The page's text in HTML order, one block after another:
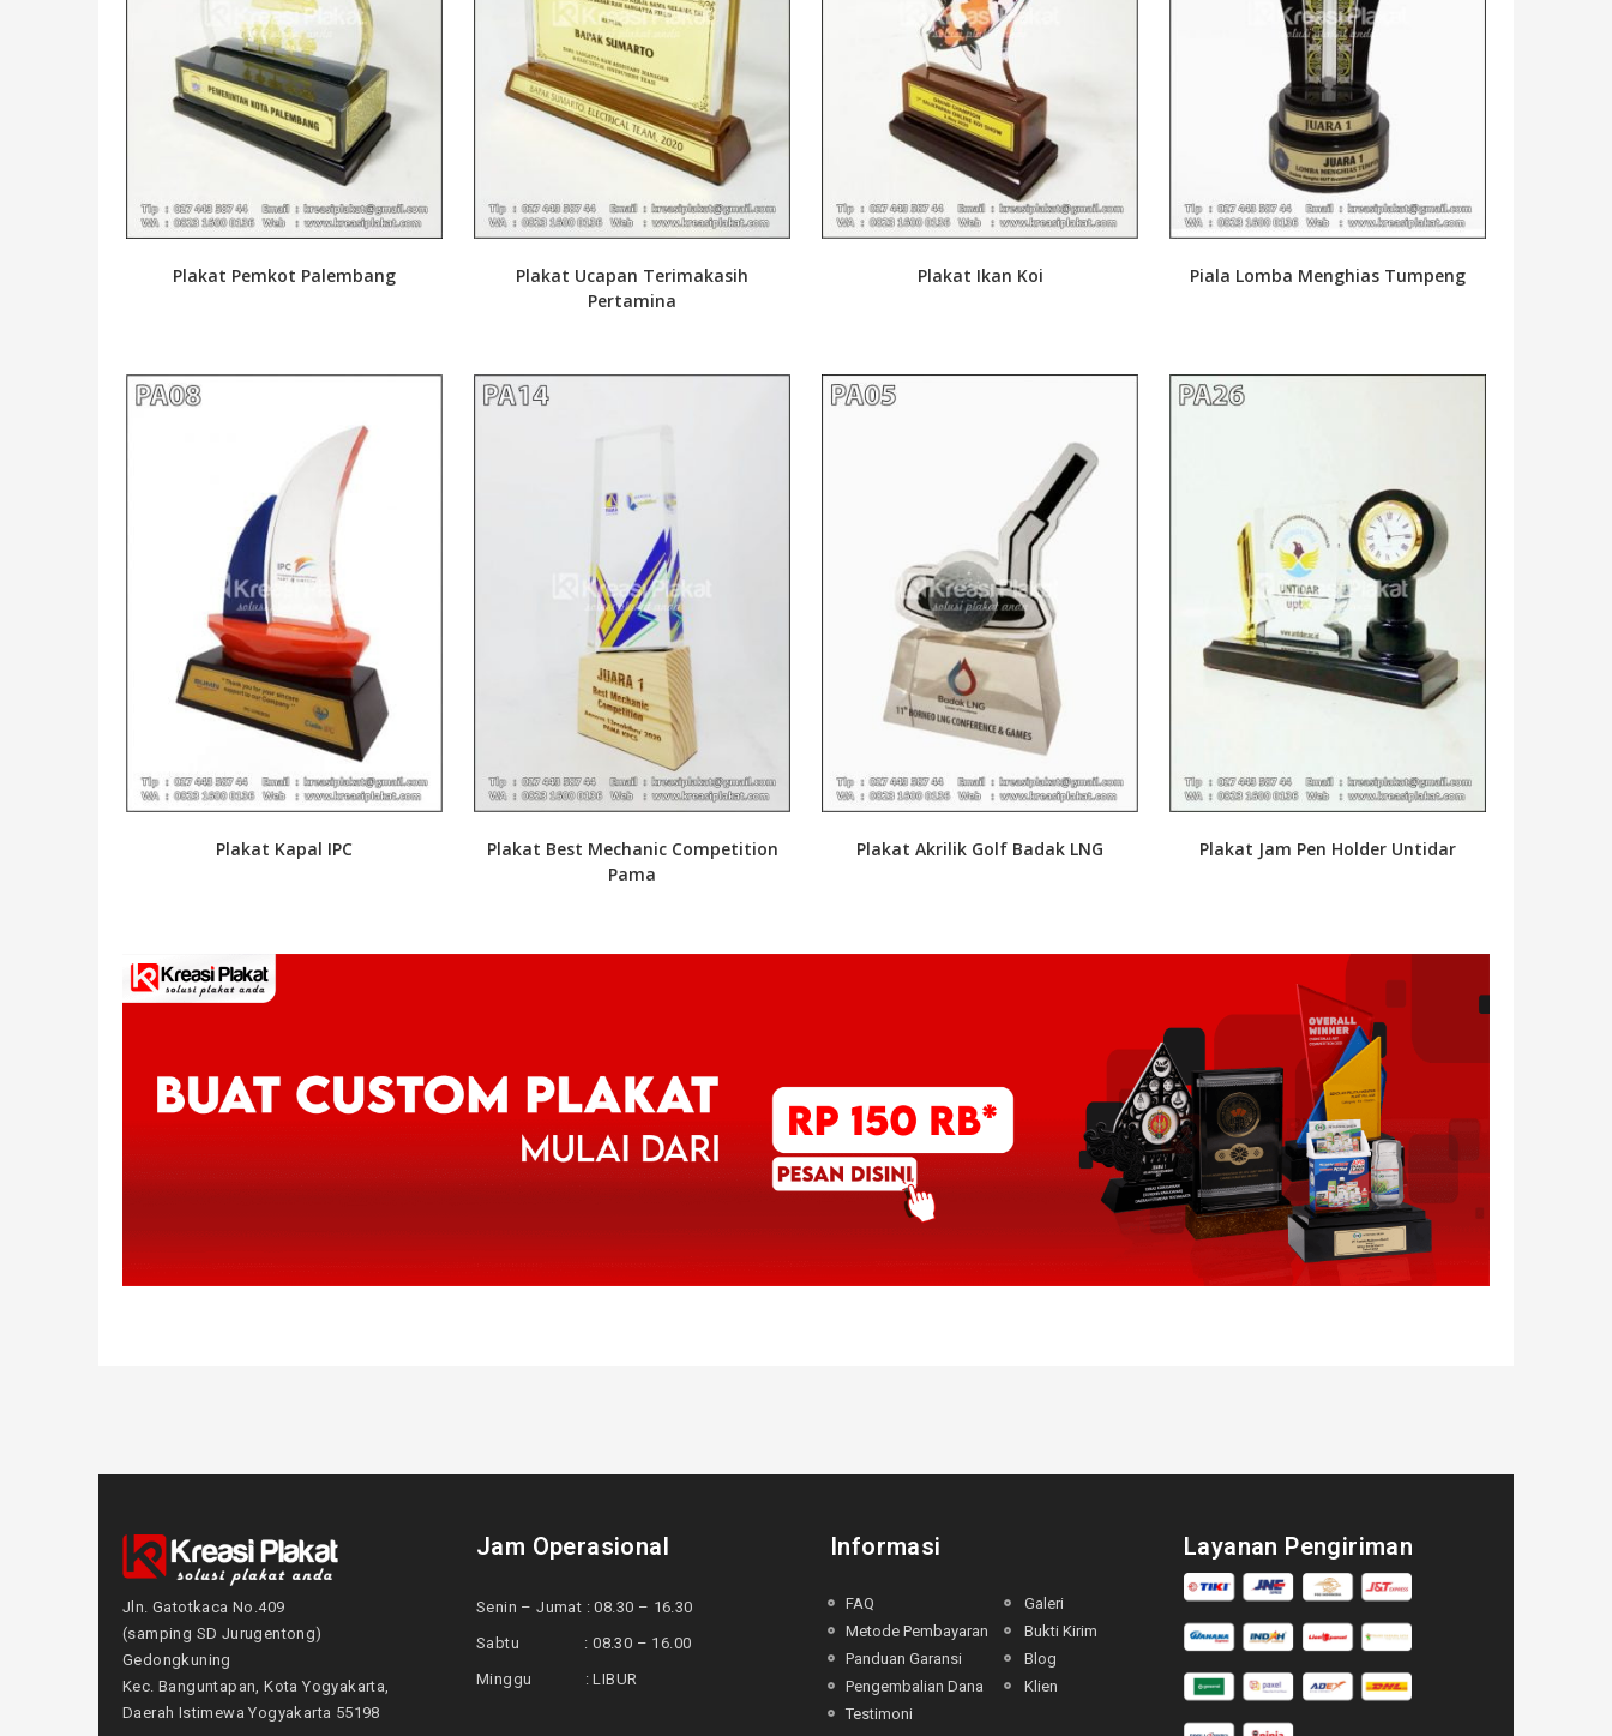
Plakat Pemkot Palembang
Plakat Ucapan Terimakasih
Pertamina
Plakat Ikan Koi Piala Lomba Menghias Tumpeng
Plakat Kapal IPC
Plakat Best Mechanic Competition
Pama
Plakat Akrilik Golf Badak LNG Plakat Jam Pen Holder Untidar
Jln. Gatotkaca No.409
(samping SD Jurugentong)
Gedongkuning
Kec. Banguntapan, Kota Yogyakarta,
Daerah Istimewa Yogyakarta 55198
Jam Operasional
Senin – Jumat : 08.30 – 16.30
Sabtu : 08.30 – 16.00
Minggu : LIBUR
Informasi
FAQ
Metode Pembayaran
Panduan Garansi
Pengembalian Dana
Testimoni
Galeri
Bukti Kirim
Blog
Klien
Layanan Pengiriman